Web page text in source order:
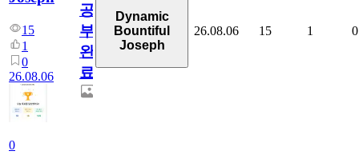
15
1
0
26.08.06
0
공
부
완
료
Dynamic
Bountiful
Joseph
26.08.06 15 1 0